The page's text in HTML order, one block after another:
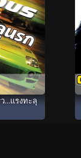
...แรงทะลุ